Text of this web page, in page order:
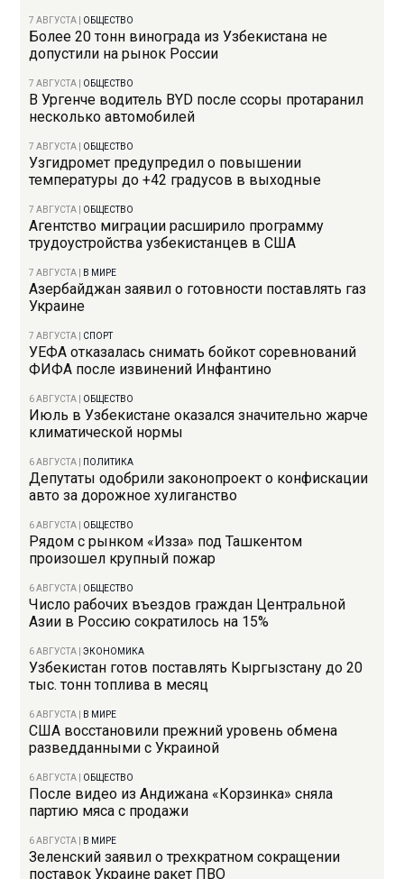
7 АВГУСТА ОБЩЕСТВО
Более 20 тонн винограда из Узбекистана не
допустили на рынок России
7 АВГУСТА ОБЩЕСТВО
В Ургенче водитель BYD после ссоры протаранил
несколько автомобилей
7 АВГУСТА ОБЩЕСТВО
Узгидромет предупредил о повышении
температуры до +42 градусов в выходные
7 АВГУСТА ОБЩЕСТВО
Агентство миграции расширило программу
трудоустройства узбекистанцев в США
7 АВГУСТА В МИРЕ
Азербайджан заявил о готовности поставлять газ
Украине
7 АВГУСТА СПОРТ
УЕФА отказалась снимать бойкот соревнований
ФИФА после извинений Инфантино
6 АВГУСТА ОБЩЕСТВО
Июль в Узбекистане оказался значительно жарче
климатической нормы
6 АВГУСТА ПОЛИТИКА
Депутаты одобрили законопроект о конфискации
авто за дорожное хулиганство
6 АВГУСТА ОБЩЕСТВО
Рядом с рынком «Изза» под Ташкентом
произошел крупный пожар
6 АВГУСТА ОБЩЕСТВО
Число рабочих въездов граждан Центральной
Азии в Россию сократилось на 15%
6 АВГУСТА |ЭКОНОМИКА
Узбекистан готов поставлять Кыргызстану до 20
тыс. тонн топлива в месяц
6 АВГУСТА В МИРЕ
США восстановили прежний уровень обмена
разведданными с Украиной
6 АВГУСТА ОБЩЕСТВО
После видео из Андижана «Корзинка» сняла
партию мяса с продажи
6 АВГУСТА В МИРЕ
Зеленский заявил о трехкратном сокращении
поставок Украине ракет ПВО